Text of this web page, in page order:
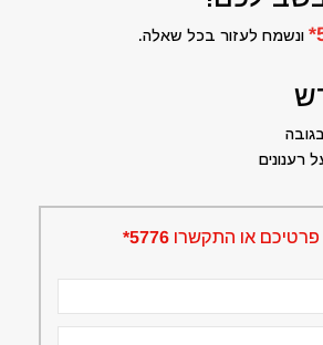
ונשמח לעזור בכל שאלה.
רענונים
או התקשרו 5776*